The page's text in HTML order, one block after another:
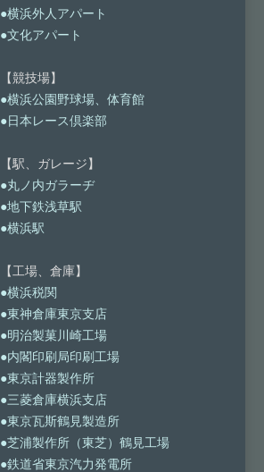
●横浜外人アパート
●文化アパート
【競技場】
●横浜公園野球場、体育館
●日本レース倶楽部
【駅、ガレージ】
●丸ノ内ガラーヂ
●地下鉄浅草駅
●横浜駅
【工場、倉庫】
●横浜税関
●東神倉庫東京支店
●明治製菓川崎工場
●内閣印刷局印刷工場
●東京計器製作所
●三菱倉庫横浜支店
●東京瓦斯鶴見製造所
●芝浦製作所（東芝）鶴見工場
●鉄道省東京汽力発電所